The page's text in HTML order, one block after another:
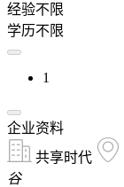
经验不限
学历不限
1
企业资料
共享时代
谷